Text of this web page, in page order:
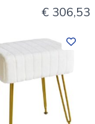
€ 306,53